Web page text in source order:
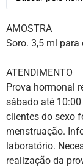
AMOSTRA
Soro. 3,5 ml
ATENDIMENTO
Prova hormonal
sábado até
clientes do sexo
menstruação.
laboratório.
realização da